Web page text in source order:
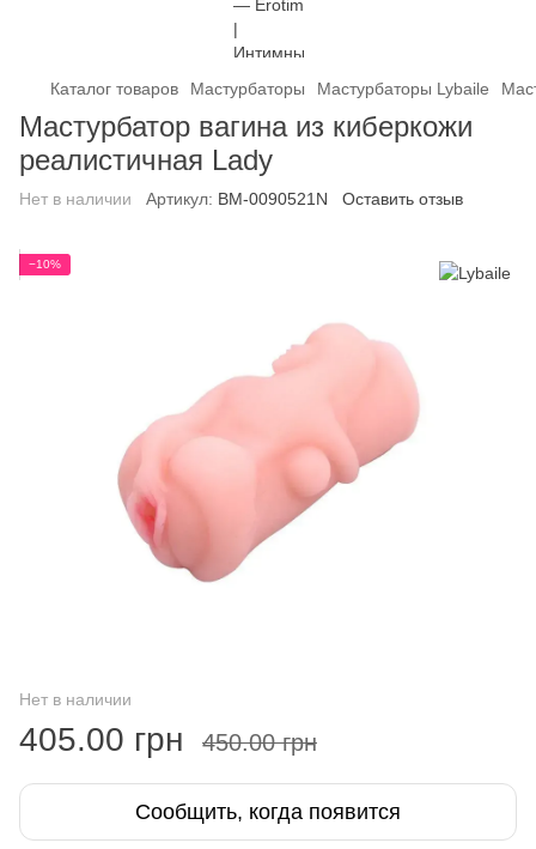
Каталог товаров Мастурбаторы Мастурбаторы Lybaile
Мастурбатор вагина из киберкожи
реалистичная Lady
Нет в наличии Артикул: BM-0090521N Оставить отзыв
−10%
Нет в наличии
405.00 грн 450.00 грн
Сообщить, когда появится